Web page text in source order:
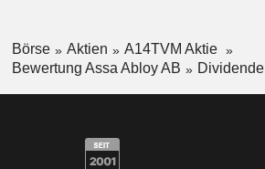
Börse Aktien
A14TVM Aktie
Bewertung Assa Abloy AB
Dividende